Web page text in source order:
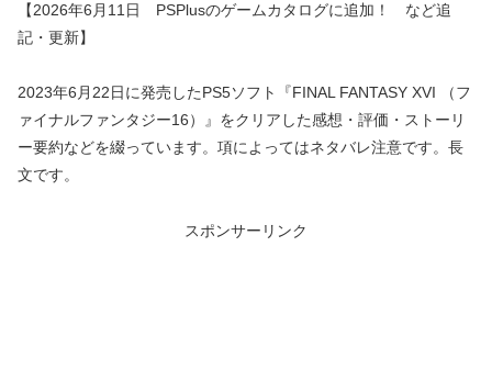
【2026年6月11日 PSPlusのゲームカタログに追加！ など追
記・更新】
2023年6月22日に発売したPS5ソフト『FINAL FANTASY XVI （フ
ァイナルファンタジー16）』をクリアした感想・評価・ストーリ
ー要約などを綴っています。項によってはネタバレ注意です。長
文です。
スポンサーリンク